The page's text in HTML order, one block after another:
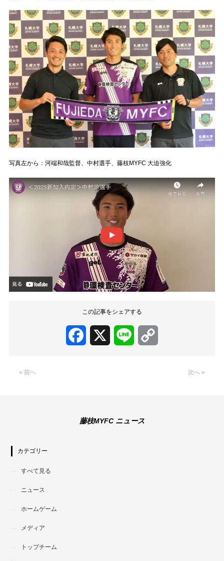
写真左から：河端和哉監督、中村選手、藤枝MYFC 大迫強化
この記事をシェアする
Facebook Line
« 前へ 次へ »
藤枝MYFC ニュース
カテゴリー
すべて見る
ニュース
ホームゲーム
メディア
トップチーム